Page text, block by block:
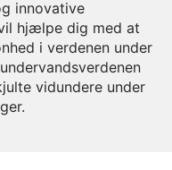
innovative
hjælpe dig med at
i verdenen under
vidundere under